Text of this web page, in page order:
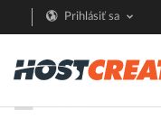
Prihlásiť sa